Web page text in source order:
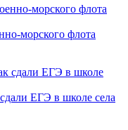
морского флота
ЕГЭ в школе села